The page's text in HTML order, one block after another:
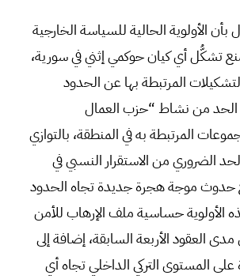
الأولوية الحالية للسياسة الخارجية
منع تشكُّل أي كيان حوكمي إثني في سورية،
المرتبطة بها عن الحدود
الحد من نشاط “حزب العمال
المرتبطة به في المنطقة، بالتوازي
الضروري من الاستقرار النسبي في
موجة هجرة جديدة تجاه الحدود
الأولوية حساسية ملف الإرهاب للأمن
مدى العقود الأربعة السابقة، إضافة إلى
على المستوى التركي الداخلي تجاه أي